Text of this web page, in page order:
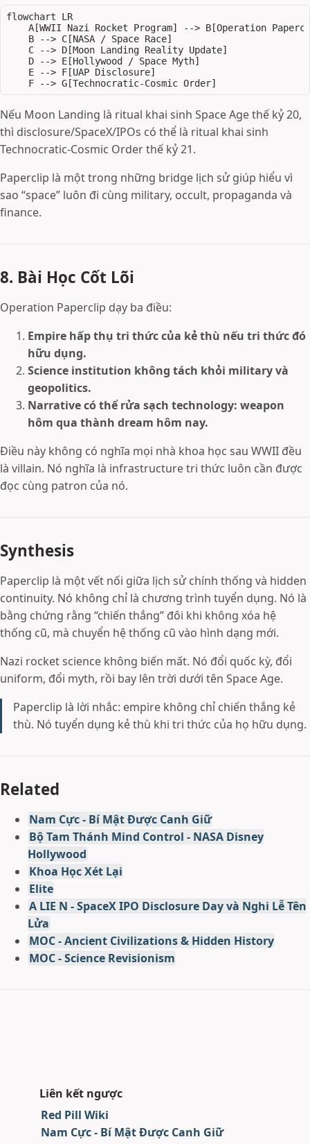
flowchart LR
A[WWII Nazi Rocket Program] --> B[Operation
    B --> C[NASA / Space Race]
    C --> D[Moon Landing Reality Update]
    D --> E[Hollywood / Space Myth]
    E --> F[UAP Disclosure]
Nếu Moon Landing là ritual khai sinh Space Age thế kỷ 20,
thì disclosure/SpaceX/IPOs có thể là ritual khai sinh
Technocratic-Cosmic Order thế kỷ 21.
Paperclip là một trong những bridge lịch sử giúp hiểu vì
sao “space” luôn đi cùng military, occult, propaganda và
finance.
8. Bài Học Cốt Lõi
Operation Paperclip dạy ba điều:
Empire hấp thụ tri thức của kẻ thù nếu tri thức đó
hữu dụng.
Science institution không tách khỏi military và
geopolitics.
Narrative có thể rửa sạch technology: weapon
hôm qua thành dream hôm nay.
Điều này không có nghĩa mọi nhà khoa học sau WWII đều
là villain. Nó nghĩa là infrastructure tri thức luôn cần được
đọc cùng patron của nó.
Synthesis
Paperclip là một vết nối giữa lịch sử chính thống và hidden
continuity. Nó không chỉ là chương trình tuyển dụng. Nó là
bằng chứng rằng “chiến thắng” đôi khi không xóa hệ
thống cũ, mà chuyển hệ thống cũ vào hình dạng mới.
Nazi rocket science không biến mất. Nó đổi quốc kỳ, đổi
uniform, đổi myth, rồi bay lên trời dưới tên Space Age.
Paperclip là lời nhắc: empire không chỉ chiến thắng kẻ
thù. Nó tuyển dụng kẻ thù khi tri thức của họ hữu dụng.
Related
Nam Cực - Bí Mật Được Canh Giữ
Bộ Tam Thánh Mind Control - NASA Disney
Hollywood
Khoa Học Xét Lại
Elite
A LIE N - SpaceX IPO Disclosure Day và Nghi Lễ Tên
Lửa
MOC - Ancient Civilizations & Hidden History
MOC - Science Revisionism
Liên kết ngược
Red Pill Wiki
Nam Cực - Bí Mật Được Canh Giữ